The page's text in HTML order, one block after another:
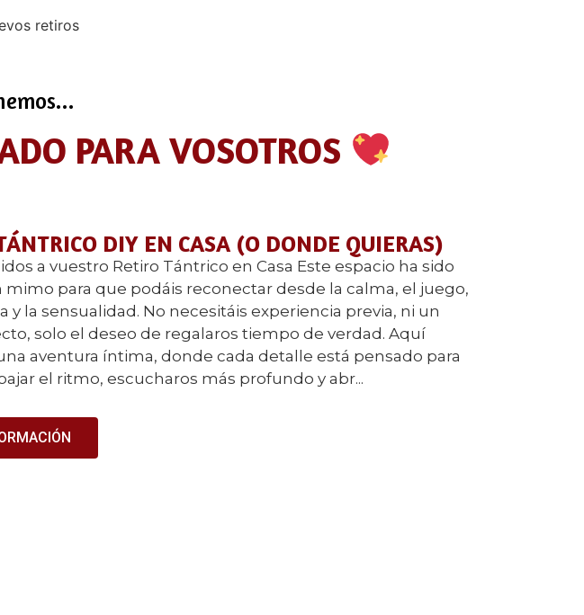
retiros
PARA VOSOTROS
DIY EN CASA (O DONDE QUIERAS)
a vuestro Retiro Tántrico en Casa Este espacio ha sido
mimo para que podáis reconectar desde la calma, el juego,
y la sensualidad. No necesitáis experiencia previa, ni un
solo el deseo de regalaros tiempo de verdad. Aquí
aventura íntima, donde cada detalle está pensado para
el ritmo, escucharos más profundo y abr...